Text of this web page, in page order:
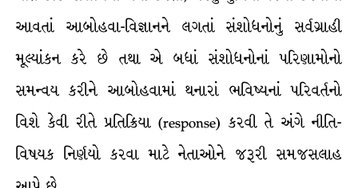
આવતાં આબોહવા-વિજ્ઞાનને લગતાં સંશોધનોનું સર્વગ્રાહી
મૂલ્યાંકન કરે છે તથા એ બધાં સંશોધનોનાં પરિણામોનો
સમન્વય કરીને આબોહવામાં થનારાં ભવિષ્યનાં પરિવર્તનો
વિશે કેવી રીતે પ્રતિક્રિયા (response) કરવી તે અંગે નીતિ-
વિષયક નિર્ણયો કરવા માટે નેતાઓને જરૂરી સમજસલાહ